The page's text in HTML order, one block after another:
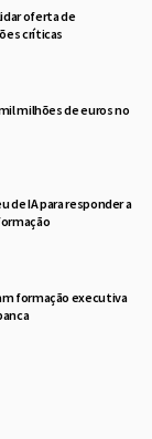
oferta de
críticas
milhões de euros no
de IA para responder a
formação executiva